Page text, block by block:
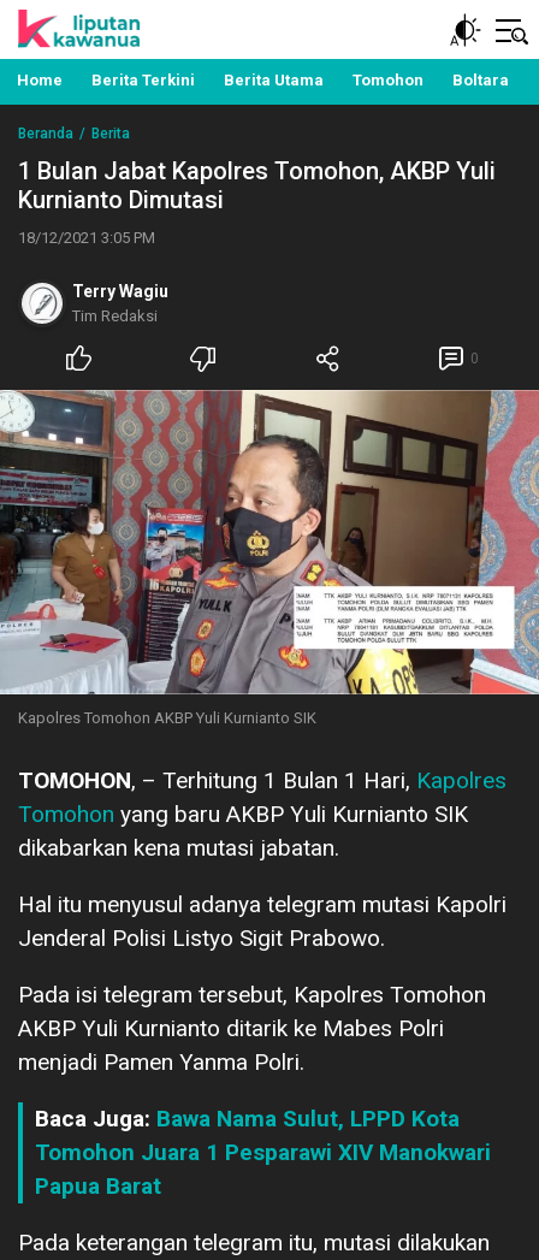
Liputan Kawanua
Berita Manado, Sulawesi Utara, Kawanua, Politik,
Pemerintahan, Hukum Kriminal dan Nasional
Home Berita Terkini Berita Utama Tomohon Boltara
Beranda Berita
1 Bulan Jabat Kapolres Tomohon, AKBP Yuli
Kurnianto Dimutasi
18/12/2021 3:05 PM
Terry Wagiu
Tim Redaksi
0
Kapolres Tomohon AKBP Yuli Kurnianto SIK
TOMOHON, – Terhitung 1 Bulan 1 Hari, Kapolres
Tomohon yang baru AKBP Yuli Kurnianto SIK
dikabarkan kena mutasi jabatan.
Hal itu menyusul adanya telegram mutasi Kapolri
Jenderal Polisi Listyo Sigit Prabowo.
Pada isi telegram tersebut, Kapolres Tomohon
AKBP Yuli Kurnianto ditarik ke Mabes Polri
menjadi Pamen Yanma Polri.
Baca Juga: Bawa Nama Sulut, LPPD Kota
Tomohon Juara 1 Pesparawi XIV Manokwari
Papua Barat
Pada keterangan telegram itu, mutasi dilakukan